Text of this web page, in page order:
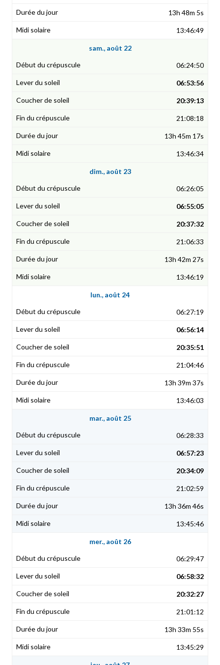
13h 48m 5s
13:46:49
sam., août 22
06:24:50
06:53:56
20:39:13
21:08:18
13h 45m 17s
13:46:34
dim., août 23
06:26:05
06:55:05
20:37:32
21:06:33
13h 42m 27s
13:46:19
lun., août 24
06:27:19
06:56:14
20:35:51
21:04:46
13h 39m 37s
13:46:03
mar., août 25
06:28:33
06:57:23
20:34:09
21:02:59
13h 36m 46s
13:45:46
mer., août 26
06:29:47
06:58:32
20:32:27
21:01:12
13h 33m 55s
13:45:29